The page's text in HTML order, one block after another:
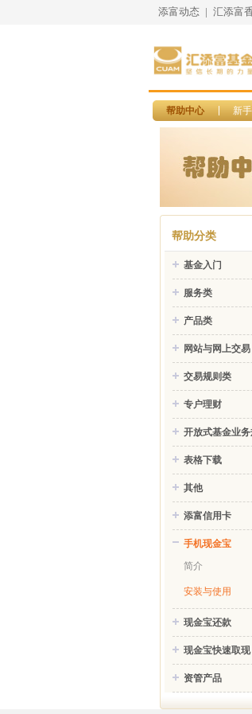
添富动态 | 汇添富
帮助中心 新
帮助分类
基金入门
服务类
产品类
网站与网上交易
交易规则类
专户理财
开放式基金业务
表格下载
其他
添富信用卡
手机现金宝
简介
安装与使用
现金宝还款
现金宝快速取现
资管产品